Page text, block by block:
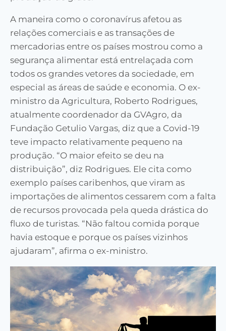
A maneira como o coronavírus afetou as
relações comerciais e as transações de
mercadorias entre os países mostrou como a
segurança alimentar está entrelaçada com
todos os grandes vetores da sociedade, em
especial as áreas de saúde e economia. O ex-
ministro da Agricultura, Roberto Rodrigues,
atualmente coordenador da GVAgro, da
Fundação Getulio Vargas, diz que a Covid-19
teve impacto relativamente pequeno na
produção. “O maior efeito se deu na
distribuição”, diz Rodrigues. Ele cita como
exemplo países caribenhos, que viram as
importações de alimentos cessarem com a falta
de recursos provocada pela queda drástica do
fluxo de turistas. “Não faltou comida porque
havia estoque e porque os países vizinhos
ajudaram”, afirma o ex-ministro.